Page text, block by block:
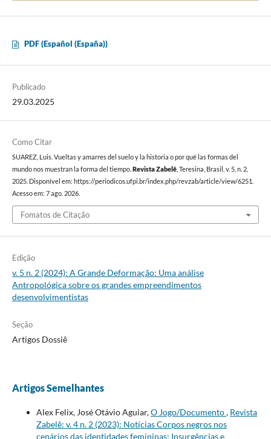
PDF (Español (España))
Publicado
29.03.2025
Como Citar
SUAREZ, Luis. Vueltas y amarres del suelo y la historia o por qué las formas del
mundo nos muestran la forma del tiempo. Revista Zabelê, Teresina, Brasil, v. 5, n. 2,
2025. Disponível em: https://periodicos.ufpi.br/index.php/revzab/article/view/6251.
Acesso em: 7 ago. 2026.
Fomatos de Citação
Edição
v. 5 n. 2 (2024): A Grande Deformação: Uma análise
Antropológica sobre os grandes empreendimentos
desenvolvimentistas
Seção
Artigos Dossiê
Artigos Semelhantes
Alex Felix, José Otávio Aguiar,O Jogo/Documento, Revista
Zabelê: v. 4 n. 2 (2023): Notícias Corpos negros nos
cenários das identidades femininas: Insurgências e